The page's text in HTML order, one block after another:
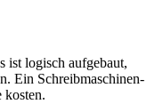
ist logisch aufgebaut,
Ein Schreibmaschinen-
kosten.